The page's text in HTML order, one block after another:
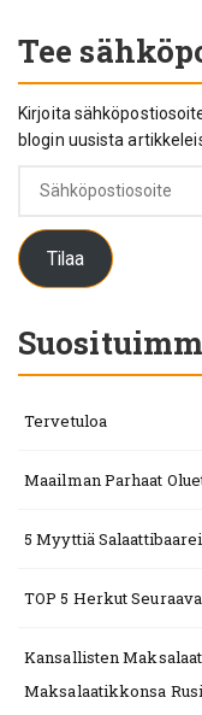
Tee
Kirjoita
blogin uusista
Tilaa
Tervetuloa
Maailman Parhaat
5 Myyttiä
TOP 5 Herkut
Kansallisten
Maksalaatikkonsa